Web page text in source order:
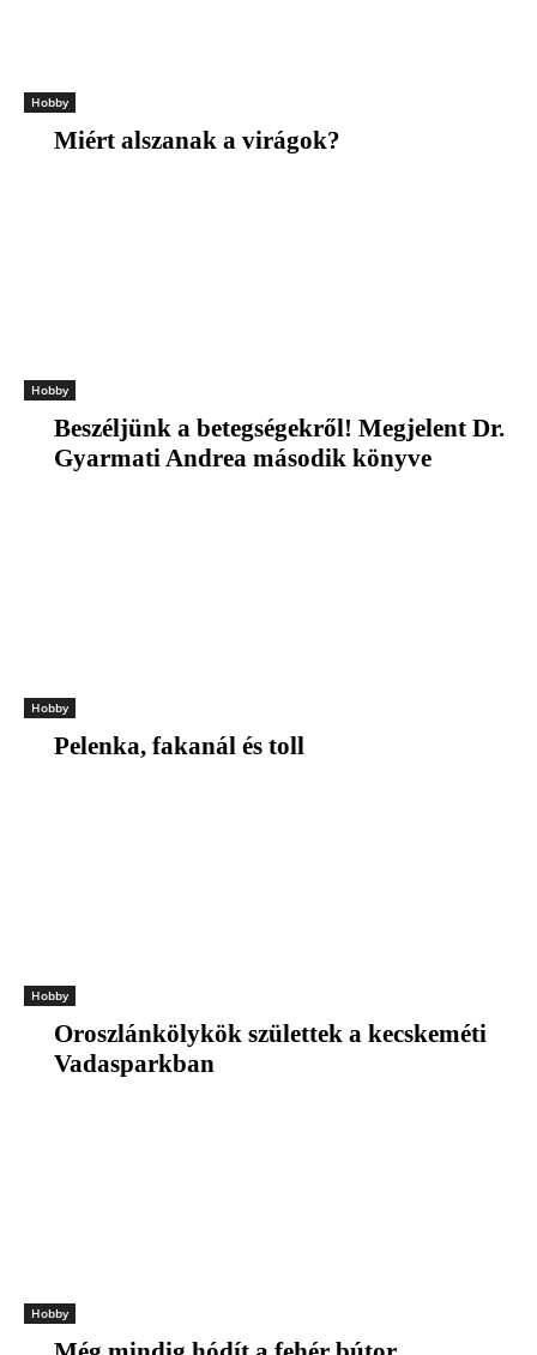
Hobby
Miért alszanak a virágok?
Hobby
Beszéljünk a betegségekről! Megjelent Dr.
Gyarmati Andrea második könyve
Hobby
Pelenka, fakanál és toll
Hobby
Oroszlánkölykök születtek a kecskeméti
Vadasparkban
Hobby